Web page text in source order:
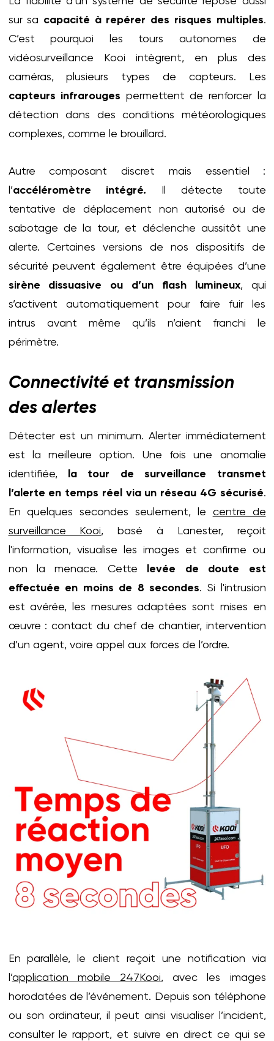
sur sa capacité à repérer des risques multiples.
C’est pourquoi les tours autonomes de
vidéosurveillance Kooi intègrent, en plus des
caméras, plusieurs types de capteurs. Les
capteurs infrarouges permettent de renforcer la
détection dans des conditions météorologiques
complexes, comme le brouillard.
Autre composant discret mais essentiel :
l’accéléromètre intégré. Il détecte toute
tentative de déplacement non autorisé ou de
sabotage de la tour, et déclenche aussitôt une
alerte. Certaines versions de nos dispositifs de
sécurité peuvent également être équipées d’une
sirène dissuasive ou d’un flash lumineux, qui
s’activent automatiquement pour faire fuir les
intrus avant même qu’ils n’aient franchi le
périmètre.
Connectivité et transmission
des alertes
Détecter est un minimum. Alerter immédiatement
est la meilleure option. Une fois une anomalie
identifiée,
la tour de surveillance transmet
l’alerte en temps réel via un réseau 4G sécurisé.
En quelques secondes seulement, le centre de
surveillance Kooi, basé à Lanester, reçoit
l'information, visualise les images et confirme ou
non la menace. Cette
levée de doute est
effectuée en moins de 8 secondes. Si l'intrusion
est avérée, les mesures adaptées sont mises en
œuvre : contact du chef de chantier, intervention
d’un agent, voire appel aux forces de l’ordre.
En parallèle, le client reçoit une notification via
l’application mobile 247Kooi, avec les images
horodatées de l’événement. Depuis son téléphone
ou son ordinateur, il peut ainsi visualiser l’incident,
consulter le rapport, et suivre en direct ce qui se